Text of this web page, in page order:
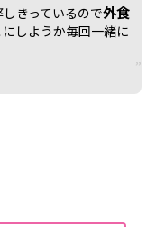
きっているので外食
しようか毎回一緒に